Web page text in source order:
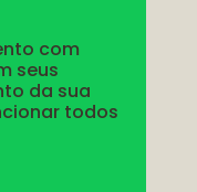
com
seus
da sua
todos